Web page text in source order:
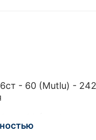
- 60 (Mutlu) -
А, Турция